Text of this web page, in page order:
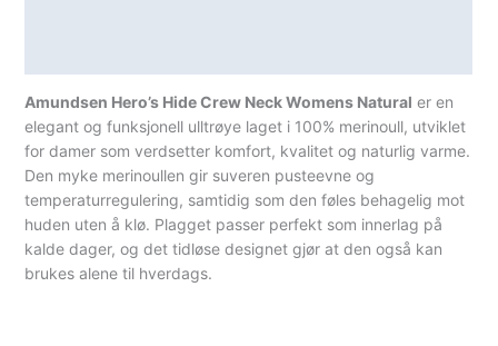
Amundsen Hero’s Hide Crew Neck Womens Natural er en
elegant og funksjonell ulltrøye laget i 100% merinoull, utviklet
for damer som verdsetter komfort, kvalitet og naturlig varme.
Den myke merinoullen gir suveren pusteevne og
temperaturregulering, samtidig som den føles behagelig mot
huden uten å klø. Plagget passer perfekt som innerlag på
kalde dager, og det tidløse designet gjør at den også kan
brukes alene til hverdags.